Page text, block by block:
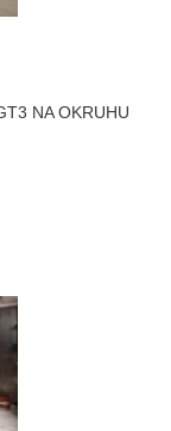
NA OKRUHU